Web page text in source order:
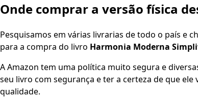
Onde comprar a versão física
Pesquisamos em várias livrarias de todo o país e
para a compra do livro Harmonia Moderna
A Amazon tem uma política muito segura e
seu livro com segurança e ter a certeza de que
qualidade.